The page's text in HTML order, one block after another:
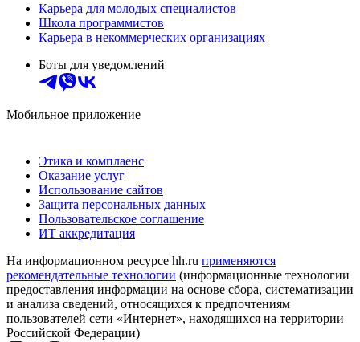
Карьера для молодых специалистов
Школа программистов
Карьера в некоммерческих организациях
Боты для уведомлений
Мобильное приложение
Этика и комплаенс
Оказание услуг
Использование сайтов
Защита персональных данных
Пользовательское соглашение
ИТ аккредитация
На информационном ресурсе hh.ru применяются
рекомендательные технологии (информационные технологии
предоставления информации на основе сбора, систематизации
и анализа сведений, относящихся к предпочтениям
пользователей сети «Интернет», находящихся на территории
Российской Федерации)